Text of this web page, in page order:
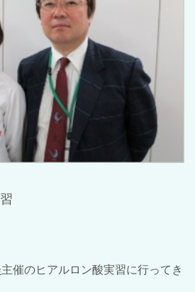
主催のヒアルロン酸実習に行ってき